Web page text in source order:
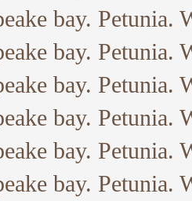
bay. Petunia.
bay. Petunia.
bay. Petunia.
bay. Petunia.
bay. Petunia.
bay. Petunia.